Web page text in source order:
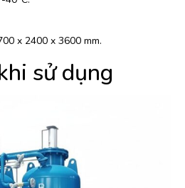
x 2400 x 3600 mm.
sử dụng